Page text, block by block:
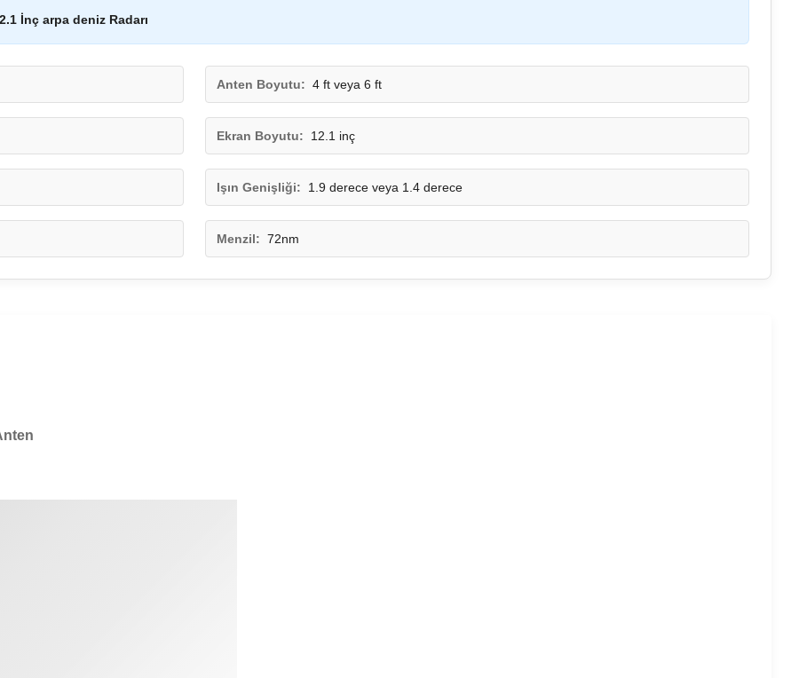
İnç arpa deniz Radarı
Anten Boyutu: 4 ft veya 6 ft
Ekran Boyutu: 12.1 inç
Işın Genişliği: 1.9 derece veya 1.4 derece
Menzil: 72nm